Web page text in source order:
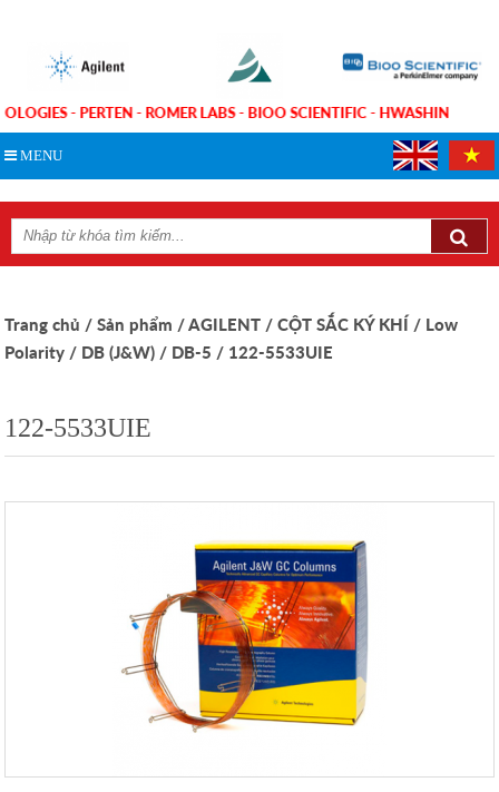
- PERTEN - ROMER LABS - BIOO SCIENTIFIC - HWASHIN
MENU
Trang chủ / Sản phẩm / AGILENT / CỘT SẮC KÝ KHÍ / Low
Polarity / DB (J&W) / DB-5 / 122-5533UIE
122-5533UIE